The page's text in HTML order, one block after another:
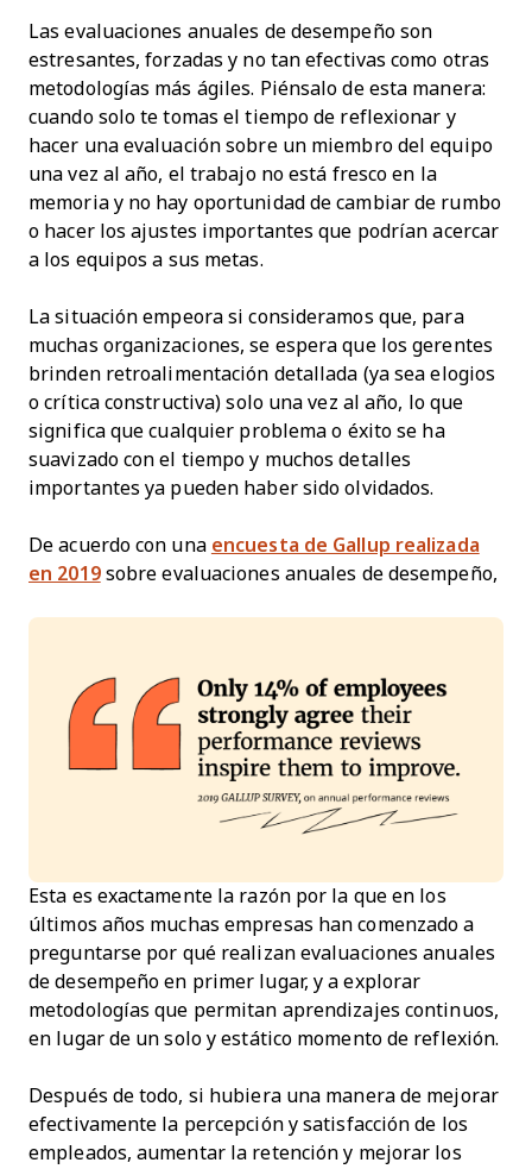
Las evaluaciones anuales de desempeño son
estresantes, forzadas y no tan efectivas como otras
metodologías más ágiles. Piénsalo de esta manera:
cuando solo te tomas el tiempo de reflexionar y
hacer una evaluación sobre un miembro del equipo
una vez al año, el trabajo no está fresco en la
memoria y no hay oportunidad de cambiar de rumbo
o hacer los ajustes importantes que podrían acercar
a los equipos a sus metas.
La situación empeora si consideramos que, para
muchas organizaciones, se espera que los gerentes
brinden retroalimentación detallada (ya sea elogios
o crítica constructiva) solo una vez al año, lo que
significa que cualquier problema o éxito se ha
suavizado con el tiempo y muchos detalles
importantes ya pueden haber sido olvidados.
De acuerdo con una encuesta de Gallup realizada
en 2019sobre evaluaciones anuales de desempeño,
Esta es exactamente la razón por la que en los
últimos años muchas empresas han comenzado a
preguntarse por qué realizan evaluaciones anuales
de desempeño en primer lugar, y a explorar
metodologías que permitan aprendizajes continuos,
en lugar de un solo y estático momento de reflexión.
Después de todo, si hubiera una manera de mejorar
efectivamente la percepción y satisfacción de los
empleados, aumentar la retención y mejorar los